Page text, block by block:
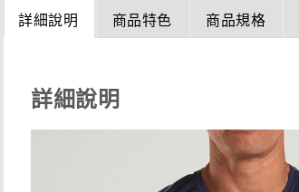
詳細說明 商品特色 商品規格
詳細說明